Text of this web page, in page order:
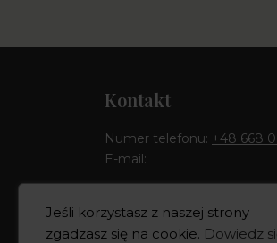
Kontakt
Numer telefonu: +48 668
E-mail:
Pełny kontakt
Jeśli korzystasz z naszej strony
zgadzasz się na cookie. Dowiedz